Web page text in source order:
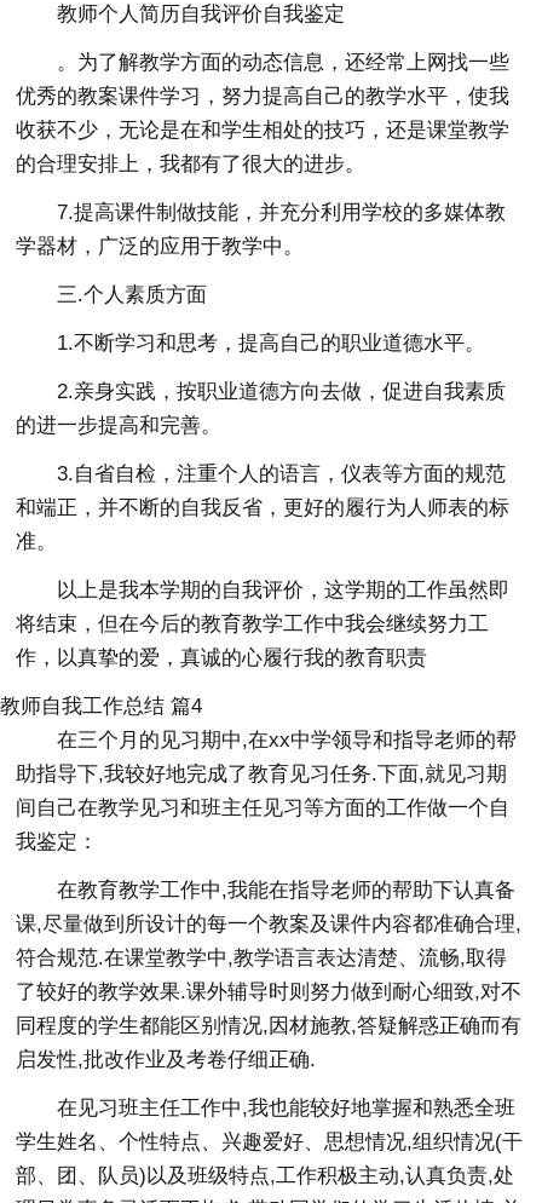
教师个人简历自我评价自我鉴定
。为了解教学方面的动态信息，还经常上网找一些
优秀的教案课件学习，努力提高自己的教学水平，使我
收获不少，无论是在和学生相处的技巧，还是课堂教学
的合理安排上，我都有了很大的进步。
7.提高课件制做技能，并充分利用学校的多媒体教
学器材，广泛的应用于教学中。
三.个人素质方面
1.不断学习和思考，提高自己的职业道德水平。
2.亲身实践，按职业道德方向去做，促进自我素质
的进一步提高和完善。
3.自省自检，注重个人的语言，仪表等方面的规范
和端正，并不断的自我反省，更好的履行为人师表的标
准。
以上是我本学期的自我评价，这学期的工作虽然即
将结束，但在今后的教育教学工作中我会继续努力工
作，以真挚的爱，真诚的心履行我的教育职责
教师自我工作总结 篇4
在三个月的见习期中,在xx中学领导和指导老师的帮
助指导下,我较好地完成了教育见习任务.下面,就见习期
间自己在教学见习和班主任见习等方面的工作做一个自
我鉴定：
在教育教学工作中,我能在指导老师的帮助下认真备
课,尽量做到所设计的每一个教案及课件内容都准确合理,
符合规范.在课堂教学中,教学语言表达清楚、流畅,取得
了较好的教学效果.课外辅导时则努力做到耐心细致,对不
同程度的学生都能区别情况,因材施教,答疑解惑正确而有
启发性,批改作业及考卷仔细正确.
在见习班主任工作中,我也能较好地掌握和熟悉全班
学生姓名、个性特点、兴趣爱好、思想情况,组织情况(干
部、团、队员)以及班级特点,工作积极主动,认真负责,处